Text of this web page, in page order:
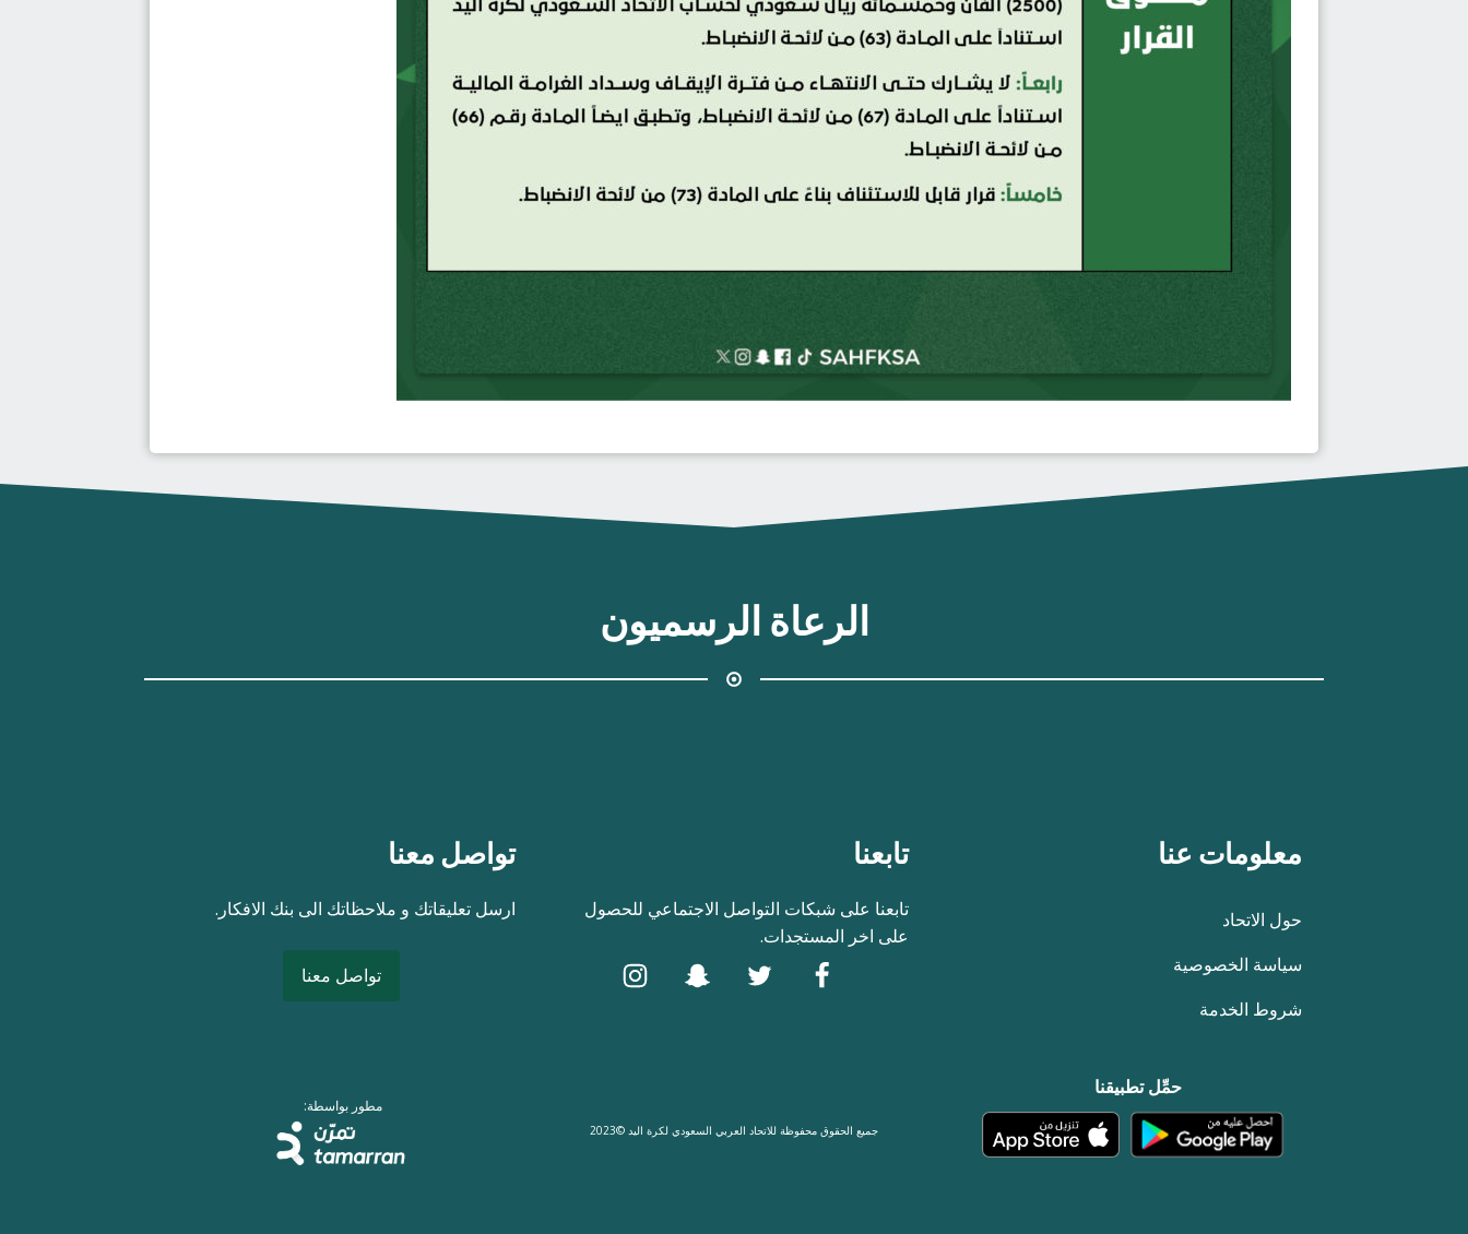
الرعاة الرسميون
معلومات عنا
حول الاتحاد
سياسة الخصوصية
شروط الخدمة
تابعنا
تابعنا على شبكات التواصل الاجتماعي للحصول
على اخر المستجدات.
تواصل معنا
ارسل تعليقاتك و ملاحظاتك الى بنك الافكار.
تواصل معنا
حمِّل تطبيقنا
جميع الحقوق محفوظة للاتحاد العربي السعودي لكرة اليد ©2023
مطور بواسطة: